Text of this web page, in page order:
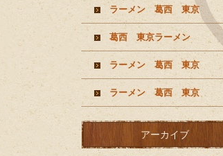
ラーメン 葛西 東京
葛西 東京ラーメン
ラーメン 葛西 東京
ラーメン 葛西 東京
アーカイブ